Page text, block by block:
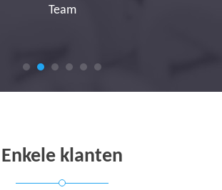
Team
Enkele klanten